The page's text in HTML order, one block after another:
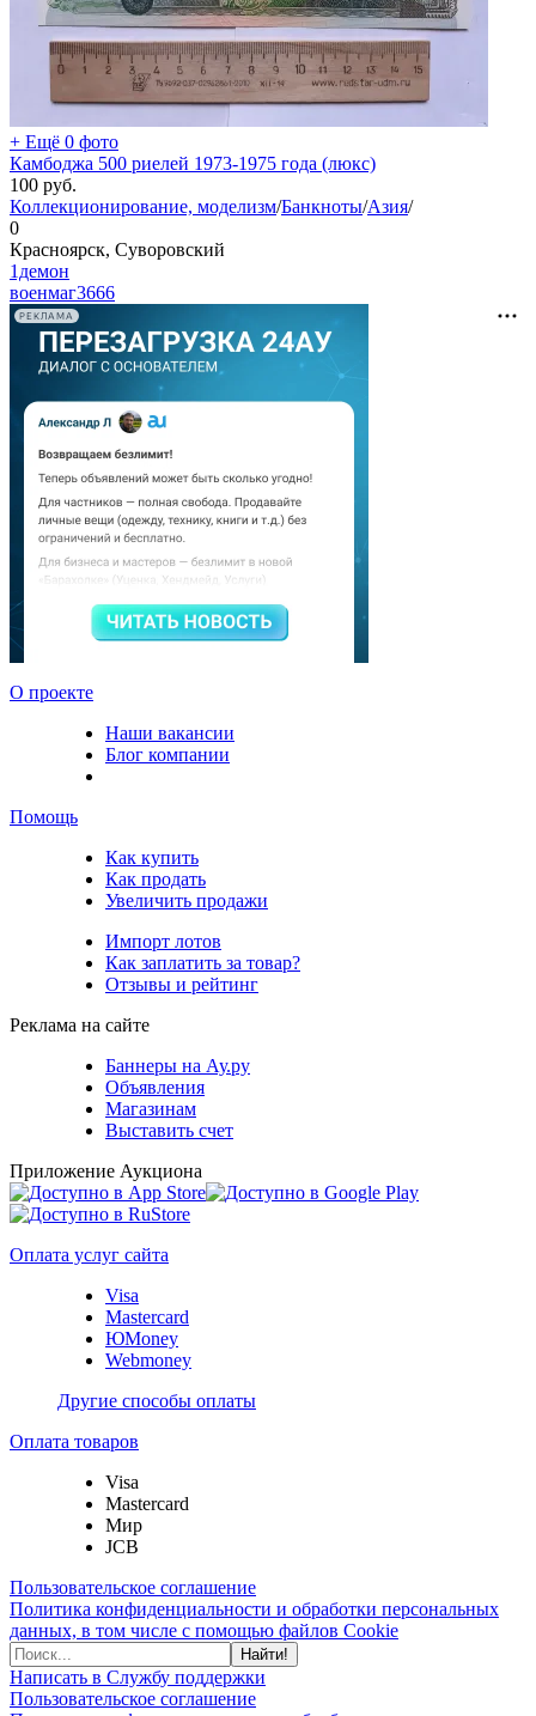
+ Ещё 0 фото
Камбоджа 500 риелей 1973-1975 года (люкс)
100 руб.
Коллекционирование, моделизм/Банкноты/Азия/
0
Красноярск, Суворовский
1демон
военмаг3666
РЕКЛАМА
О проекте
Наши вакансии
Блог компании
Помощь
Как купить
Как продать
Увеличить продажи
Импорт лотов
Как заплатить за товар?
Отзывы и рейтинг
Реклама на сайте
Баннеры на Ау.ру
Объявления
Магазинам
Выставить счет
Приложение Аукциона
Оплата услуг сайта
Visa
Mastercard
ЮMoney
Webmoney
Другие способы оплаты
Оплата товаров
Visa
Mastercard
Мир
JCB
Пользовательское соглашение
Политика конфиденциальности и обработки персональных
данных, в том числе с помощью файлов Cookie
Найти!
Написать в Службу поддержки
Пользовательское соглашение